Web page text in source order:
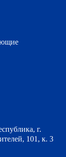
г.
101, к. 3